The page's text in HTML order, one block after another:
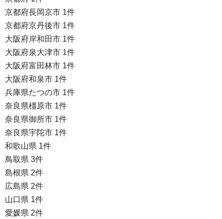
京都府長岡京市 1件
京都府京丹後市 1件
大阪府岸和田市 1件
大阪府泉大津市 1件
大阪府富田林市 1件
大阪府和泉市 1件
兵庫県たつの市 1件
奈良県橿原市 1件
奈良県御所市 1件
奈良県宇陀市 1件
和歌山県 1件
鳥取県 3件
島根県 2件
広島県 2件
山口県 1件
愛媛県 2件